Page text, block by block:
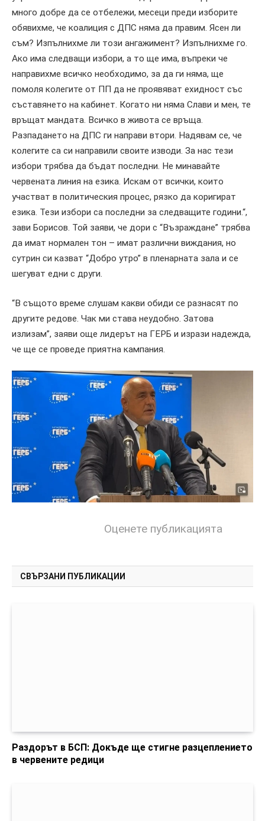
много добре да се отбележи, месеци преди изборите
обявихме, че коалиция с ДПС няма да правим. Ясен ли
съм? Изпълнихме ли този ангажимент? Изпълнихме го.
Ако има следващи избори, а то ще има, въпреки че
направихме всичко необходимо, за да ги няма, ще
помоля колегите от ПП да не проявяват ехидност със
съставянето на кабинет. Когато ни няма Слави и мен, те
връщат мандата. Всичко в живота се връща.
Разпадането на ДПС ги направи втори. Надявам се, че
колегите са си направили своите изводи. За нас тези
избори трябва да бъдат последни. Не минавайте
червената линия на езика. Искам от всички, които
участват в политическия процес, рязко да коригират
езика. Тези избори са последни за следващите години.“,
зави Борисов. Той заяви, че дори с “Възраждане” трябва
да имат нормален тон – имат различни виждания, но
сутрин си казват “Добро утро” в пленарната зала и се
шегуват едни с други.
“В същото време слушам какви обиди се разнасят по
другите редове. Чак ми става неудобно. Затова
излизам”, заяви още лидерът на ГЕРБ и изрази надежда,
че ще се проведе приятна кампания.
Оценете публикацията
СВЪРЗАНИ ПУБЛИКАЦИИ
Раздорът в БСП: Докъде ще стигне разцеплението
в червените редици